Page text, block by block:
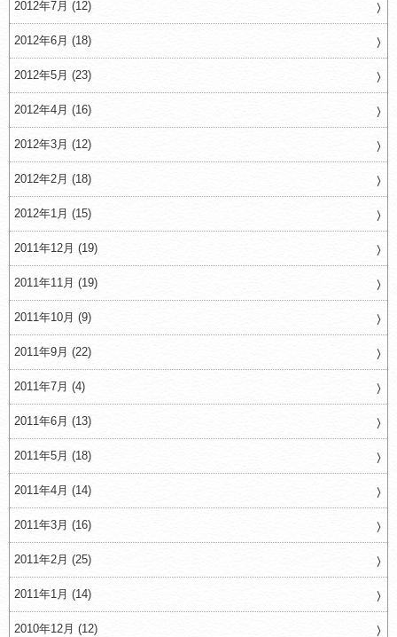
2012年7月 (12)
2012年6月 (18)
2012年5月 (23)
2012年4月 (16)
2012年3月 (12)
2012年2月 (18)
2012年1月 (15)
2011年12月 (19)
2011年11月 (19)
2011年10月 (9)
2011年9月 (22)
2011年7月 (4)
2011年6月 (13)
2011年5月 (18)
2011年4月 (14)
2011年3月 (16)
2011年2月 (25)
2011年1月 (14)
2010年12月 (12)